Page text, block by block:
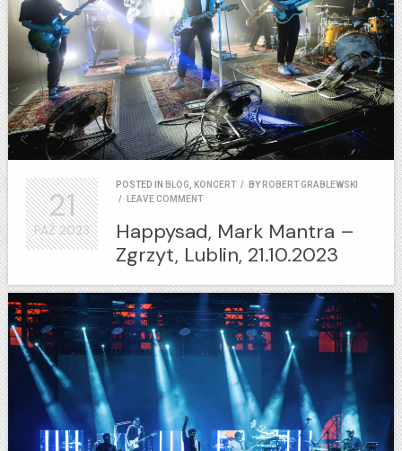
POSTED IN BLOG KONCERT / BY ROBERT GRABLEWSKI
/
LEAVE COMMENT
Happysad, Mark Mantra –
Zgrzyt, Lublin, 21.10.2023
21
PAŹ2023